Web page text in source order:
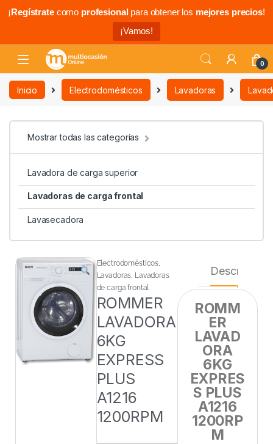
¡Regístratecomo profesionalpara obtener los mejores precios!
¡Vamos!
0
Inicio Electrodomésticos Lavadoras
Mostrar todas las categorías
Lavadora de carga superior
Lavadoras de carga frontal
Lavasecadora
Electrodomésticos,
Lavadoras, Lavadoras
de carga frontal
ROMMER
LAVADORA
6KG
EXPRESS
PLUS
A1216
1200RPM
Descripción
ROMM
ER
LAVAD
ORA
6KG
EXPRES
S PLUS
A1216
1200RP
M